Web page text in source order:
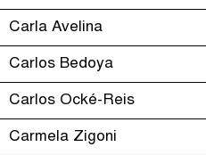
Carla Avelina
Carlos Bedoya
Carlos Ocké-Reis
Carmela Zigoni